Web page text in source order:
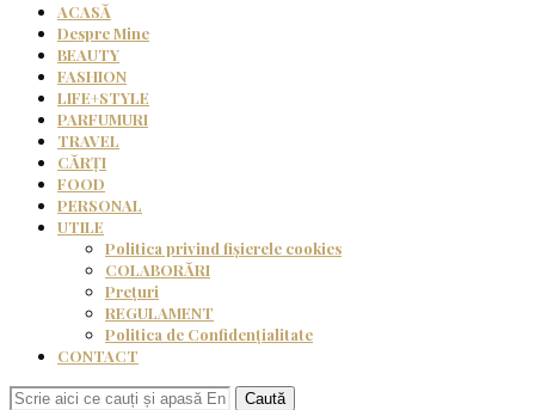
ACASĂ
Despre Mine
BEAUTY
FASHION
LIFE+STYLE
PARFUMURI
TRAVEL
CĂRȚI
FOOD
PERSONAL
UTILE
Politica privind fișierele cookies
COLABORĂRI
Prețuri
REGULAMENT
Politica de Confidențialitate
CONTACT
Caută